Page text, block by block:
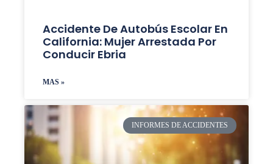
Accidente De Autobús Escolar En
California: Mujer Arrestada Por
Conducir Ebria
MAS »
INFORMES DE ACCIDENTES